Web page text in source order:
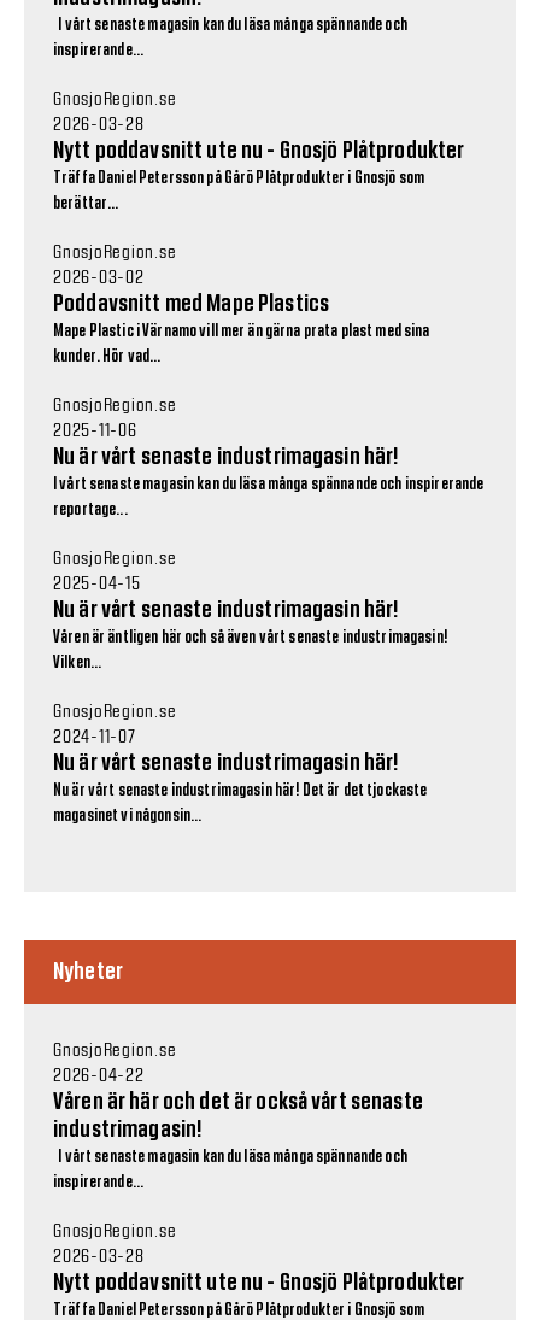
I vårt senaste magasin kan du läsa många spännande och
inspirerande...
GnosjoRegion.se
2026-03-28
Nytt poddavsnitt ute nu - Gnosjö Plåtprodukter
Träffa Daniel Petersson på Gårö Plåtprodukter i Gnosjö som
berättar...
GnosjoRegion.se
2026-03-02
Poddavsnitt med Mape Plastics
Mape Plastic i Värnamo vill mer än gärna prata plast med sina
kunder. Hör vad...
GnosjoRegion.se
2025-11-06
Nu är vårt senaste industrimagasin här!
I vårt senaste magasin kan du läsa många spännande och inspirerande
reportage...
GnosjoRegion.se
2025-04-15
Nu är vårt senaste industrimagasin här!
Våren är äntligen här och så även vårt senaste industrimagasin!
Vilken...
GnosjoRegion.se
2024-11-07
Nu är vårt senaste industrimagasin här!
Nu är vårt senaste industrimagasin här! Det är det tjockaste
magasinet vi någonsin...
Nyheter
GnosjoRegion.se
2026-04-22
Våren är här och det är också vårt senaste
industrimagasin!
I vårt senaste magasin kan du läsa många spännande och
inspirerande...
GnosjoRegion.se
2026-03-28
Nytt poddavsnitt ute nu - Gnosjö Plåtprodukter
Träffa Daniel Petersson på Gårö Plåtprodukter i Gnosjö som